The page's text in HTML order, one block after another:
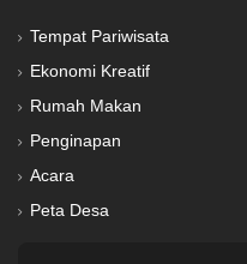
Tempat Pariwisata
Ekonomi Kreatif
Rumah Makan
Penginapan
Acara
Peta Desa